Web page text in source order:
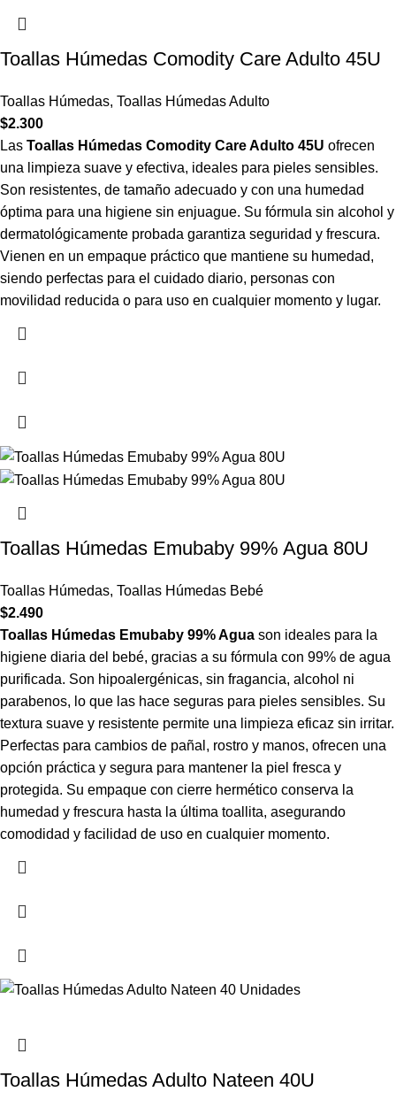
Toallas Húmedas Comodity Care Adulto 45U
Toallas Húmedas, Toallas Húmedas Adulto
$2.300
Las Toallas Húmedas Comodity Care Adulto 45U ofrecen
una limpieza suave y efectiva, ideales para pieles sensibles.
Son resistentes, de tamaño adecuado y con una humedad
óptima para una higiene sin enjuague. Su fórmula sin alcohol y
dermatológicamente probada garantiza seguridad y frescura.
Vienen en un empaque práctico que mantiene su humedad,
siendo perfectas para el cuidado diario, personas con
movilidad reducida o para uso en cualquier momento y lugar.
Toallas Húmedas Emubaby 99% Agua 80U
Toallas Húmedas, Toallas Húmedas Bebé
$2.490
Toallas Húmedas Emubaby 99% Agua son ideales para la
higiene diaria del bebé, gracias a su fórmula con 99% de agua
purificada. Son hipoalergénicas, sin fragancia, alcohol ni
parabenos, lo que las hace seguras para pieles sensibles. Su
textura suave y resistente permite una limpieza eficaz sin irritar.
Perfectas para cambios de pañal, rostro y manos, ofrecen una
opción práctica y segura para mantener la piel fresca y
protegida. Su empaque con cierre hermético conserva la
humedad y frescura hasta la última toallita, asegurando
comodidad y facilidad de uso en cualquier momento.
Toallas Húmedas Adulto Nateen 40U